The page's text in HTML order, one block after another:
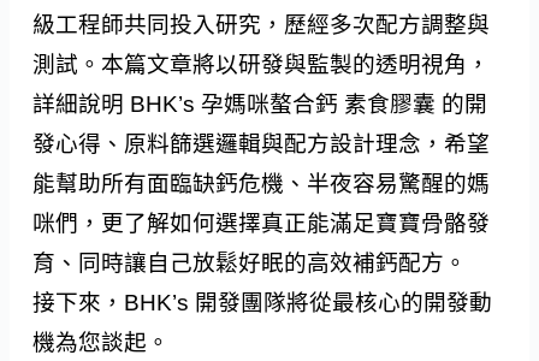
級工程師共同投入研究，歷經多次配方調整與
測試。本篇文章將以研發與監製的透明視角，
詳細說明 BHK’s 孕媽咪螯合鈣 素食膠囊 的開
發心得、原料篩選邏輯與配方設計理念，希望
能幫助所有面臨缺鈣危機、半夜容易驚醒的媽
咪們，更了解如何選擇真正能滿足寶寶骨骼發
育、同時讓自己放鬆好眠的高效補鈣配方。
接下來，BHK’s 開發團隊將從最核心的開發動
機為您談起。